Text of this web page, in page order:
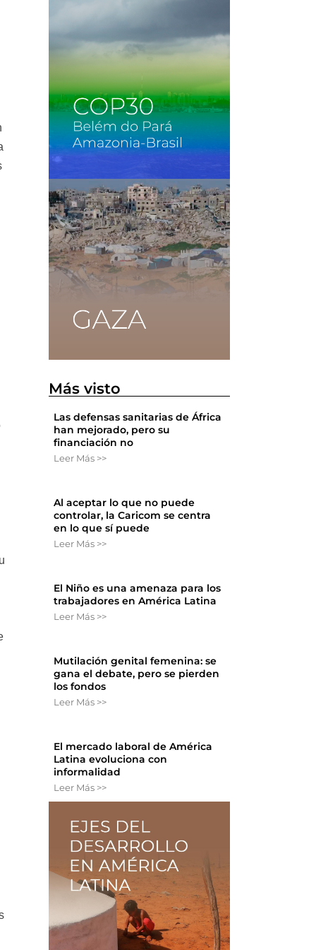
Más visto
Las defensas sanitarias de África
han mejorado, pero su
financiación no
Leer Más >>
Al aceptar lo que no puede
controlar, la Caricom se centra
en lo que sí puede
Leer Más >>
El Niño es una amenaza para los
trabajadores en América Latina
Leer Más >>
Mutilación genital femenina: se
gana el debate, pero se pierden
los fondos
Leer Más >>
El mercado laboral de América
Latina evoluciona con
informalidad
Leer Más >>